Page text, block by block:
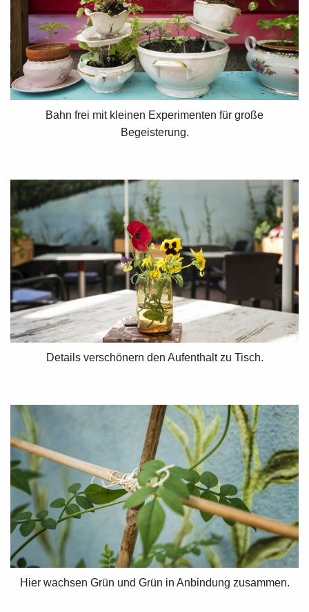
Bahn frei mit kleinen Experimenten für große
Begeisterung.
Details verschönern den Aufenthalt zu Tisch.
Hier wachsen Grün und Grün in Anbindung zusammen.